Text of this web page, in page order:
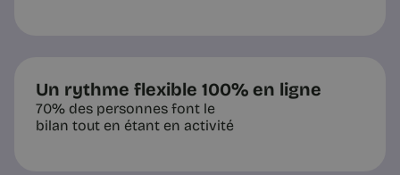
Un rythme flexible 100% en ligne
70% des personnes font le
bilan tout en étant en activité